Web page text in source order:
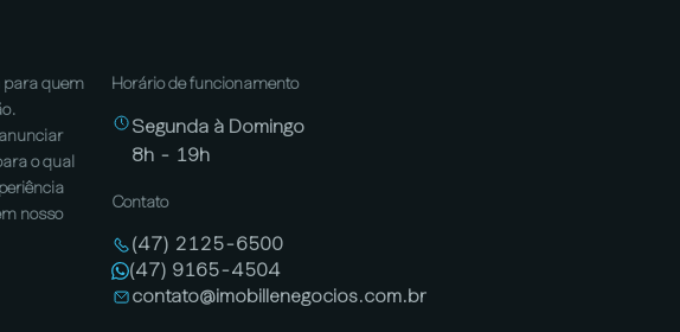
para quem
o qual
nosso
Horário de funcionamento
Segunda à Domingo
8h - 19h
Contato
(47) 2125-6500
(47) 9165-4504
contato@imobillenegocios.com.br